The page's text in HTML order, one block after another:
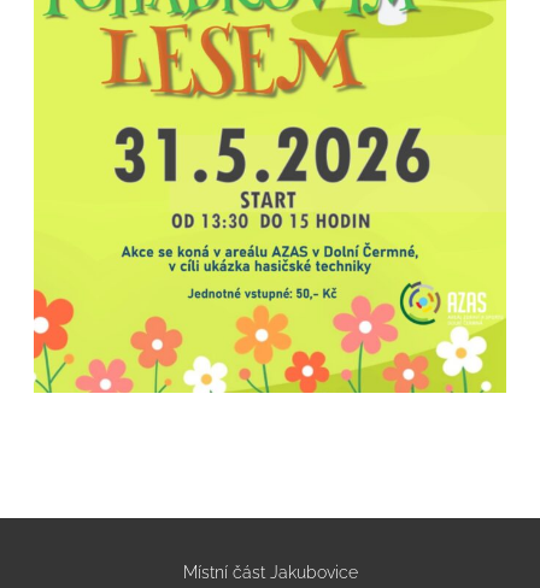
Místní část Jakubovice